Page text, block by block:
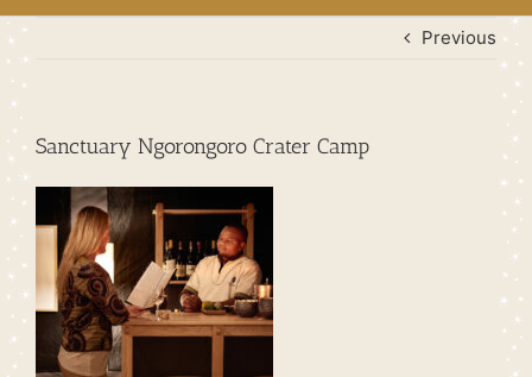
Previous
Sanctuary Ngorongoro Crater Camp